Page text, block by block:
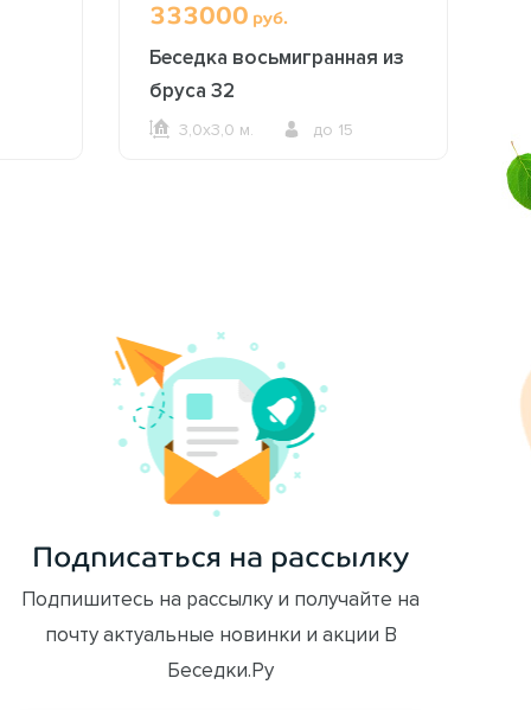
333000 руб.
Беседка восьмигранная из
бруса 32
3,0х3,0 м. до 15
Подписаться на рассылку
Подпишитесь на рассылку и получайте на
почту актуальные новинки и акции В
Беседки.Ру